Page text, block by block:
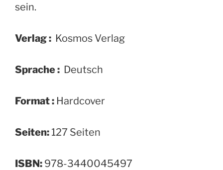
sein.
Verlag : ‎ Kosmos Verlag
Sprache : ‎ Deutsch
Format : ‎Hardcover
Seiten: 127 Seiten
ISBN: 978-3440045497